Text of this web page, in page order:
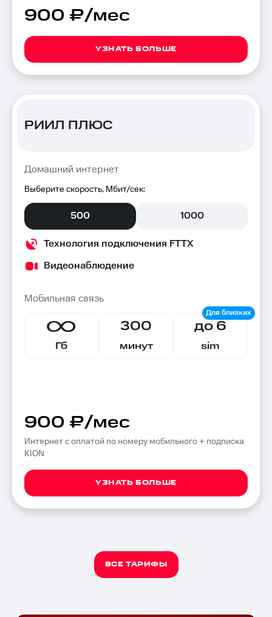
900 ₽/мес
УЗНАТЬ БОЛЬШЕ
РИИЛ ПЛЮС
Домашний интернет
Выберите скорость, Мбит/сек:
500 1000
Технология подключения FTTX
Видеонаблюдение
Мобильная связь
Гб
300
минут
до 6
sim
900 ₽/мес
Интернет с оплатой по номеру мобильного + подписка
KION
УЗНАТЬ БОЛЬШЕ
ВСЕ ТАРИФЫ